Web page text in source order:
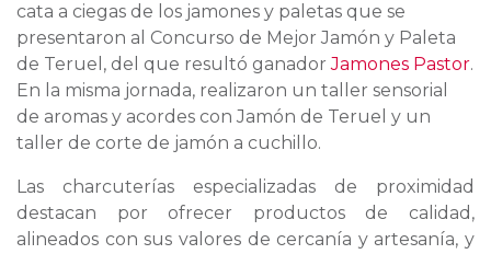
cata a ciegas de los jamones y paletas que se
presentaron al Concurso de Mejor Jamón y Paleta
de Teruel, del que resultó ganadorJamones Pastor.
En la misma jornada, realizaron un taller sensorial
de aromas y acordes con Jamón de Teruel y un
taller de corte de jamón a cuchillo.
Las charcuterías especializadas de proximidad
destacan por ofrecer productos de calidad,
alineados con sus valores de cercanía y artesanía, y